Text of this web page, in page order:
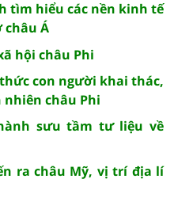
tìm hiểu các nền kinh tế
châu Á
hội châu Phi
con người khai thác,
nhiên châu Phi
sưu tầm tư liệu về
ra châu Mỹ, vị trí địa lí